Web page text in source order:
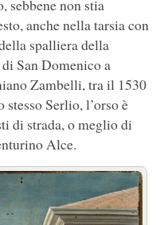
sebbene non stia
anche nella tarsia con
spalliera della
San Domenico a
Zambelli, tra il 1530
Serlio, l’orso è
di strada, o meglio di
Alce.